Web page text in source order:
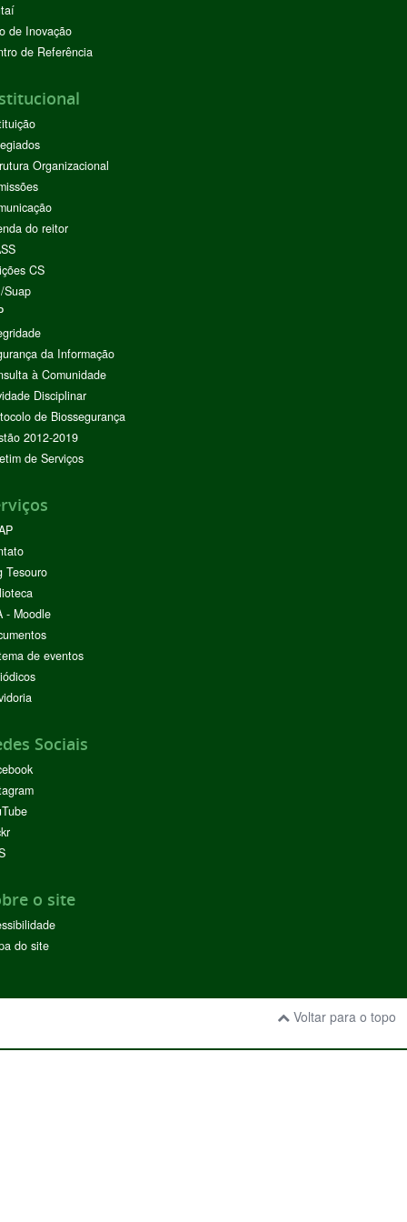
de Inovação
de Referência
Organizacional
do reitor
CS
Suap
da Informação
à Comunidade
Disciplinar
de Biossegurança
2012-2019
de Serviços
Tesouro
- Moodle
de eventos
Sociais
o site
do site
Voltar para o topo